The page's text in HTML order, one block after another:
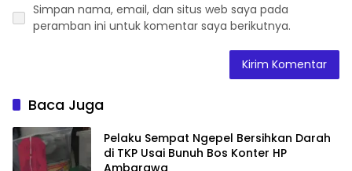
Simpan nama, email, dan situs web saya pada
peramban ini untuk komentar saya berikutnya.
Baca Juga
Pelaku Sempat Ngepel Bersihkan Darah
di TKP Usai Bunuh Bos Konter HP